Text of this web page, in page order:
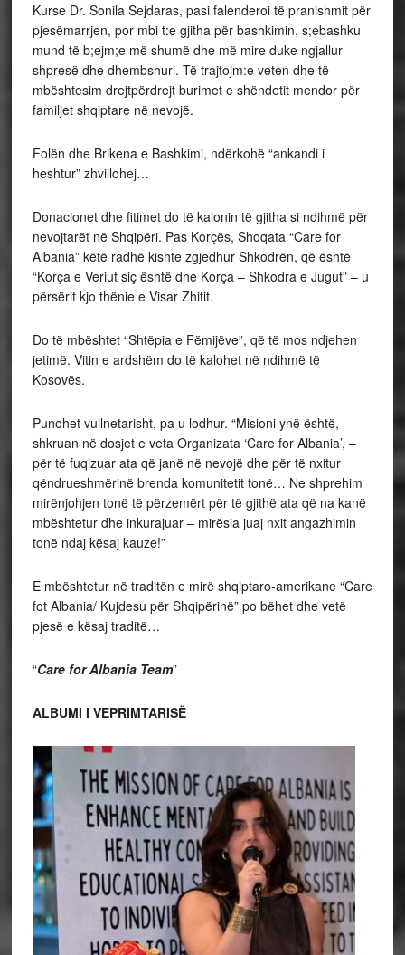
Kurse Dr. Sonila Sejdaras, pasi falenderoi të pranishmit për
pjesëmarrjen, por mbi t:e gjitha për bashkimin, s;ebashku
mund të b;ejm;e më shumë dhe më mire duke ngjallur
shpresë dhe dhembshuri. Të trajtojm:e veten dhe të
mbështesim drejtpërdrejt burimet e shëndetit mendor për
familjet shqiptare në nevojë.
Folën dhe Brikena e Bashkimi, ndërkohë “ankandi i
heshtur” zhvillohej…
Donacionet dhe fitimet do të kalonin të gjitha si ndihmë për
nevojtarët në Shqipëri. Pas Korçës, Shoqata “Care for
Albania” këtë radhë kishte zgjedhur Shkodrën, që është
“Korça e Veriut siç është dhe Korça – Shkodra e Jugut” – u
përsërit kjo thënie e Visar Zhitit.
Do të mbështet “Shtëpia e Fëmijëve”, që të mos ndjehen
jetimë. Vitin e ardshëm do të kalohet në ndihmë të
Kosovës.
Punohet vullnetarisht, pa u lodhur. “Misioni ynë është, –
shkruan në dosjet e veta Organizata ‘Care for Albania’, –
për të fuqizuar ata që janë në nevojë dhe për të nxitur
qëndrueshmërinë brenda komunitetit tonë… Ne shprehim
mirënjohjen tonë të përzemërt për të gjithë ata që na kanë
mbështetur dhe inkurajuar – mirësia juaj nxit angazhimin
tonë ndaj kësaj kauze!”
E mbështetur në traditën e mirë shqiptaro-amerikane “Care
fot Albania/ Kujdesu për Shqipërinë” po bëhet dhe vetë
pjesë e kësaj traditë…
“Care for Albania Team”
ALBUMI I VEPRIMTARISË